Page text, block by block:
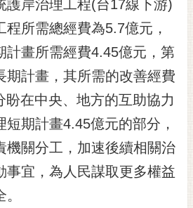
護岸治理工程(台17線下游)
程所需總經費為5.7億元，
計畫所需經費4.45億元，第
期計畫，其所需的改善經費
盼在中央、地方的互助協力
期計畫4.45億元的部分，
機關分工，加速後續相關治
事宜，為人民謀取更多權益